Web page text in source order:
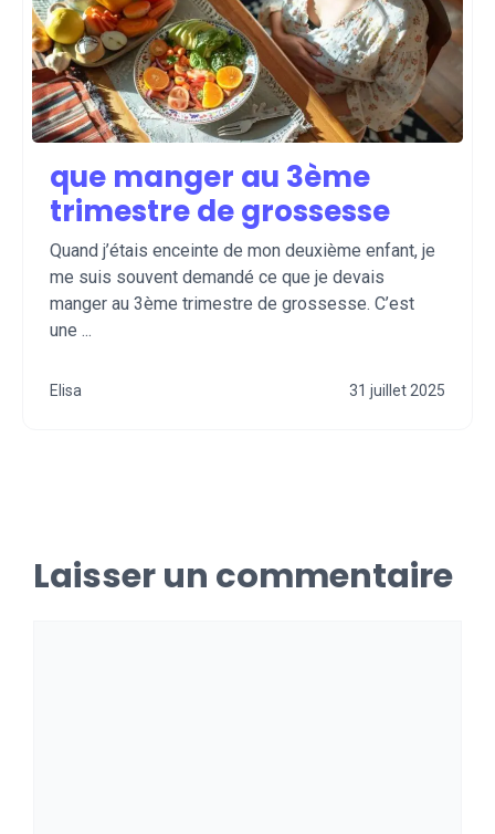
que manger au 3ème
trimestre de grossesse
Quand j’étais enceinte de mon deuxième enfant, je
me suis souvent demandé ce que je devais
manger au 3ème trimestre de grossesse. C’est
une ...
Elisa 31 juillet 2025
Laisser un commentaire